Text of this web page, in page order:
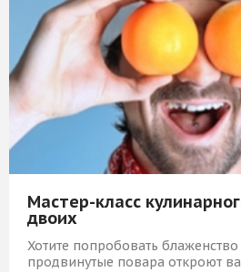
Мастер-класс
двоих
Хотите попробовать
продвинутые повара откроют